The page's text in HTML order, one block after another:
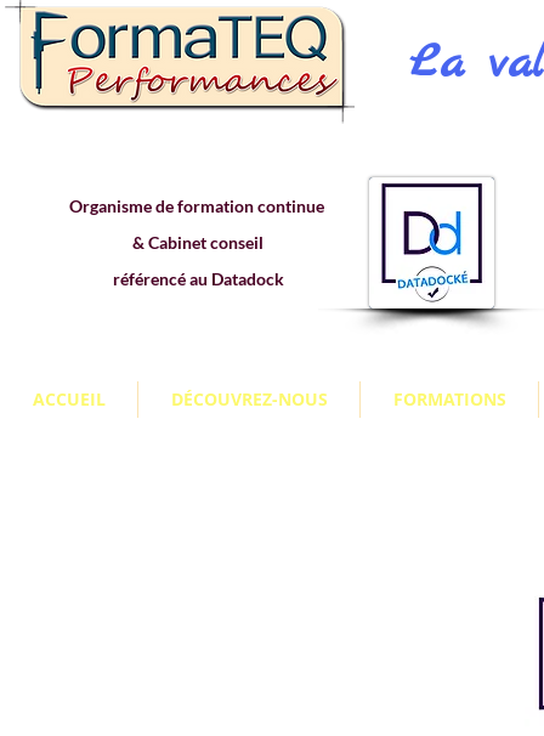
Organisme de formation continue
& Cabinet conseil
référencé au Datadock
La
ACCUEIL DÉCOUVREZ-NOUS FORMATIONS